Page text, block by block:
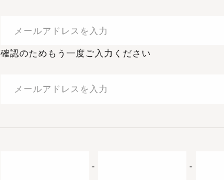
確認のためもう一度ご入力ください
- -